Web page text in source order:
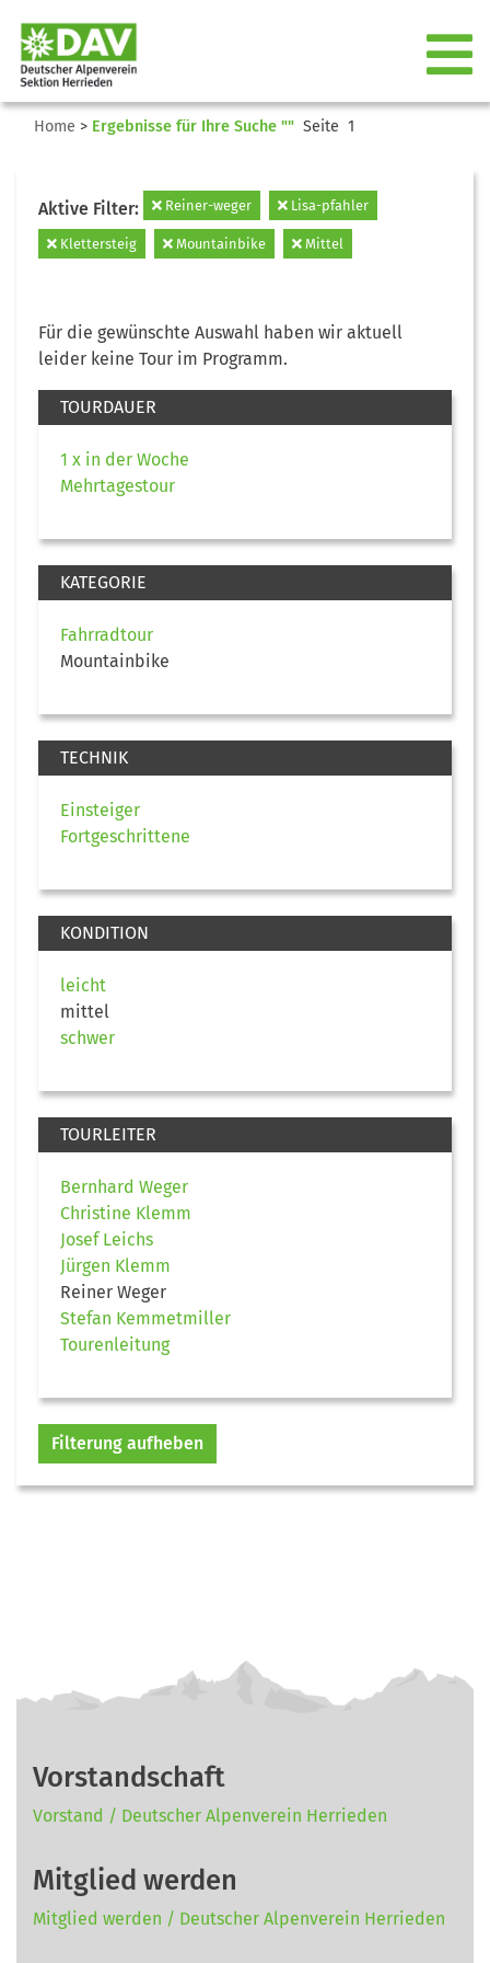
Home > Ergebnisse für Ihre Suche "" Seite 1
Aktive Filter: Reiner-weger Lisa-pfahler
Klettersteig Mountainbike Mittel
Für die gewünschte Auswahl haben wir aktuell
leider keine Tour im Programm.
TOURDAUER
1 x in der Woche
Mehrtagestour
KATEGORIE
Fahrradtour
Mountainbike
TECHNIK
Einsteiger
Fortgeschrittene
KONDITION
leicht
mittel
schwer
TOURLEITER
Bernhard Weger
Christine Klemm
Josef Leichs
Jürgen Klemm
Reiner Weger
Stefan Kemmetmiller
Tourenleitung
Filterung aufheben
Vorstandschaft
Vorstand / Deutscher Alpenverein Herrieden
Mitglied werden
Mitglied werden / Deutscher Alpenverein Herrieden